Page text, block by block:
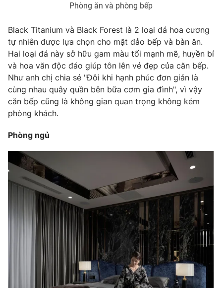
Phòng ăn và phòng bếp
Black Titanium và Black Forest là 2 loại đá hoa cương
tự nhiên được lựa chọn cho mặt đảo bếp và bàn ăn.
Hai loại đá này sở hữu gam màu tối mạnh mẽ, huyền bí
và hoa văn độc đáo giúp tôn lên vẻ đẹp của căn bếp.
Như anh chị chia sẻ "Đôi khi hạnh phúc đơn giản là
cùng nhau quây quần bên bữa cơm gia đình", vì vậy
căn bếp cũng là không gian quan trọng không kém
phòng khách.
Phòng ngủ